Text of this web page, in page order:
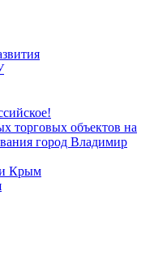
торговых объектов на
город Владимир
Крым